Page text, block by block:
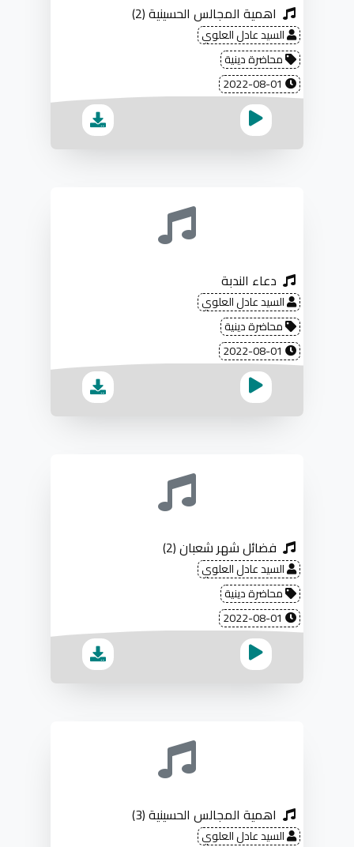
اهمية المجالس الحسينية (2)
السيد عادل العلوي
محاضرة دينية
دعاء الندبة
السيد عادل العلوي
محاضرة دينية
فضائل شهر شعبان (2)
السيد عادل العلوي
محاضرة دينية
اهمية المجالس الحسينية (3)
السيد عادل العلوي